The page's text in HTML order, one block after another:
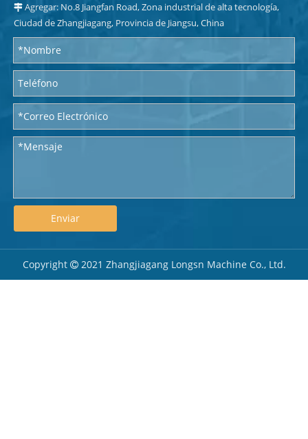
 Agregar: No.8 Jiangfan Road, Zona industrial de alta tecnología,
Ciudad de Zhangjiagang, Provincia de Jiangsu, China
Enviar
Copyright 2021 Zhangjiagang Longsn Machine Co., Ltd.